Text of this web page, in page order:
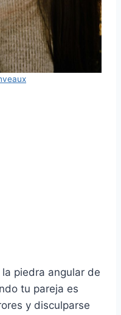
piedra angular de
tu pareja es
y disculparse